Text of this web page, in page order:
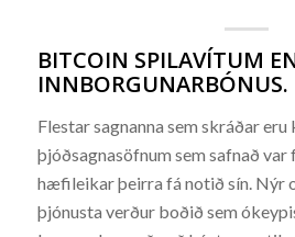
BITCOIN SPILAVÍTUM
INNBORGUNARBÓNUS.
Flestar sagnanna sem skráðar eru
þjóðsagnasöfnum sem safnað var
hæfileikar þeirra fá notið sín. Nýr
þjónusta verður boðið sem